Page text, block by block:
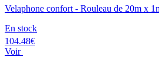
Velaphone confort - Rouleau de 20m x
En stock
104.48€
Voir